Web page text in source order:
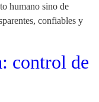
humano sino de
confiables y
control de